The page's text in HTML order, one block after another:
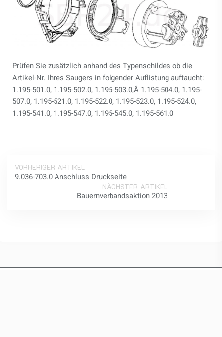
Prüfen Sie zusätzlich anhand des Typenschildes ob die
Artikel-Nr. Ihres Saugers in folgender Auflistung auftaucht:
1.195-501.0, 1.195-502.0, 1.195-503.0,Â 1.195-504.0, 1.195-
507.0, 1.195-521.0, 1.195-522.0, 1.195-523.0, 1.195-524.0,
1.195-541.0, 1.195-547.0, 1.195-545.0, 1.195-561.0
VORHERIGER ARTIKEL
9.036-703.0 Anschluss Druckseite
NÄCHSTER ARTIKEL
Bauernverbandsaktion 2013